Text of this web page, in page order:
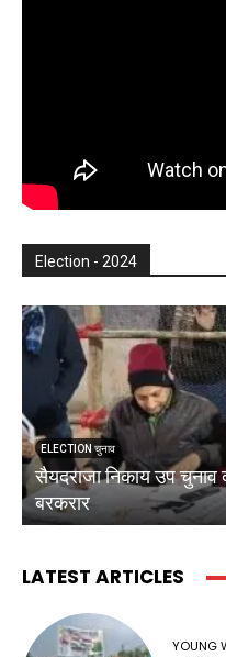
Election - 2024
ELECTION चुनाव
सैयदराजा निकाय उप
बरकरार
LATEST ARTICLES
YOUNG